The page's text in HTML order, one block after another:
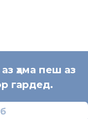
ҳама пеш аз
гардед.